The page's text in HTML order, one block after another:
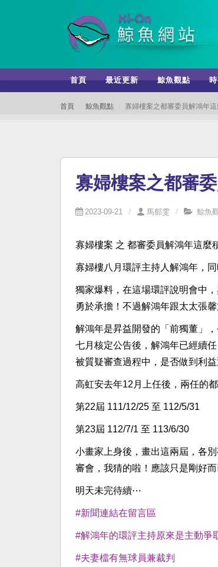
首頁 最近更新 鯨魚觀點
首頁 鯨魚觀點 寡婦樓案之都審委員解鴻年這
寡婦樓案之都審
2023-09-21 馬郁雯 鯨魚
寡婦樓案 之 都審委員解鴻年這麼
寡婦樓八月環評主持人解鴻年，
獨家爆料，在這場環評說明會中
勇於承擔！不過解鴻年跟太太張馨
解鴻年是昇益開發的「前獨董」
七月核定公告後，解鴻年已經續
被質疑審查過程中，是否做到利
高虹安去年12月上任後，兩任的
第22屆 111/12/25 至 112/5/31
第23屆 112/7/1 至 113/6/30
小畫家上身後，畫出這兩屆，各
審會，我猜的啦！應該只是剛好而
明天未完待續⋯
#新聞連結在留言區
#解鴻年的環評主持原來是主動爭
#夫妻檔有無球員兼裁判